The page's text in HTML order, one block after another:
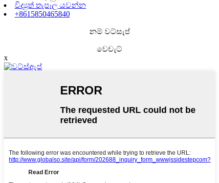
විද්‍යුත් තැපෑල යවන්න
+8615850465840
නම් වට්සැප්
වෙචැට්
x